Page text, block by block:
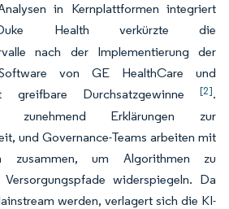
in Kernplattformen integriert
Health verkürzte die
nach der Implementierung der
von GE HealthCare und
greifbare Durchsatzgewinne [2].
zunehmend Erklärungen zur
und Governance-Teams arbeiten mit
zusammen, um Algorithmen zu
widerspiegeln. Da
werden, verlagert sich die KI-